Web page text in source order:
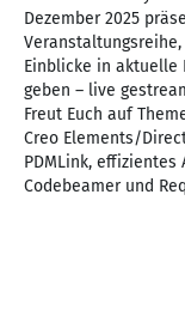
Dezember 2025
Einblicke in aktuelle
geben – live
Freut Euch auf
Creo Elements/
PDMLink,
Codebeamer und